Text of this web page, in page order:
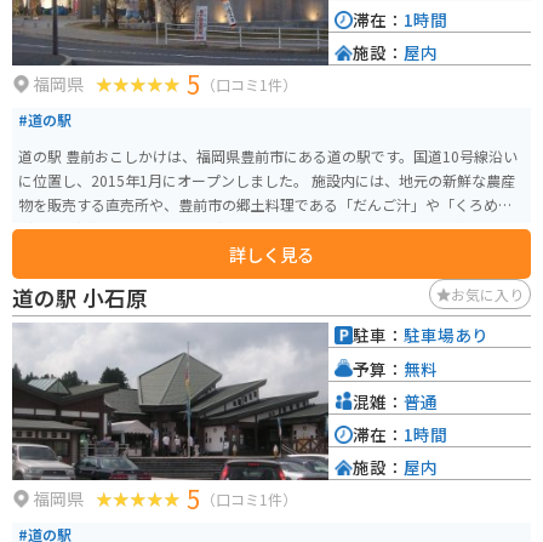
福岡県 5 （口コミ1件）
#道の駅
道の駅 豊前おこしかけは、福岡県豊前市にある道の駅です。国道10号線沿い
に位置し、2015年1月にオープンしました。 施設内には、地元の新鮮な農産
物を販売する直売所や、豊前市の郷土料理である「だんご汁」や「くろめう
どん」を提供するレストランがあります。 また、豊前市の歴史や文化を紹介
するコーナーや、観光案内所も併設されています。バイクで訪れる場合、駐
車場も広く、休憩場所としても最適です。 道の駅 豊前おこしかけは、豊前市
の魅力を満喫できる観光拠点として、ぜひ一度訪れてみてください。
詳しく見る
滞在： 1時間
施設： 屋内
道の駅 小石原 お気に入り
福岡県 5 （口コミ1件）
#道の駅
駐車： 駐車場あり
予算： 無料
混雑： 普通
滞在： 1時間
施設： 屋内